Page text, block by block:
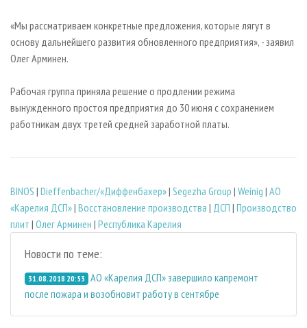
«Мы рассматриваем конкретные предложения, которые лягут в
основу дальнейшего развития обновленного предприятия», - заявил
Олег Арминен.
Рабочая группа приняла решение о продлении режима
вынужденного простоя предприятия до 30 июня с сохранением
работникам двух третей средней заработной платы.
BINOS | Dieffenbacher/«Диффенбахер»| Segezha Group | Weinig | АО
«Карелия ДСП»| Восстановление производства | ДСП | Производство
плит | Олег Арминен | Республика Карелия
Новости по теме:
31.08.2018 20:53 АО «Карелия ДСП» завершило капремонт
после пожара и возобновит работу в сентябре